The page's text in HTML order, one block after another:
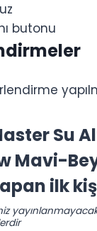
butonu
Su
Mavi-
ilk